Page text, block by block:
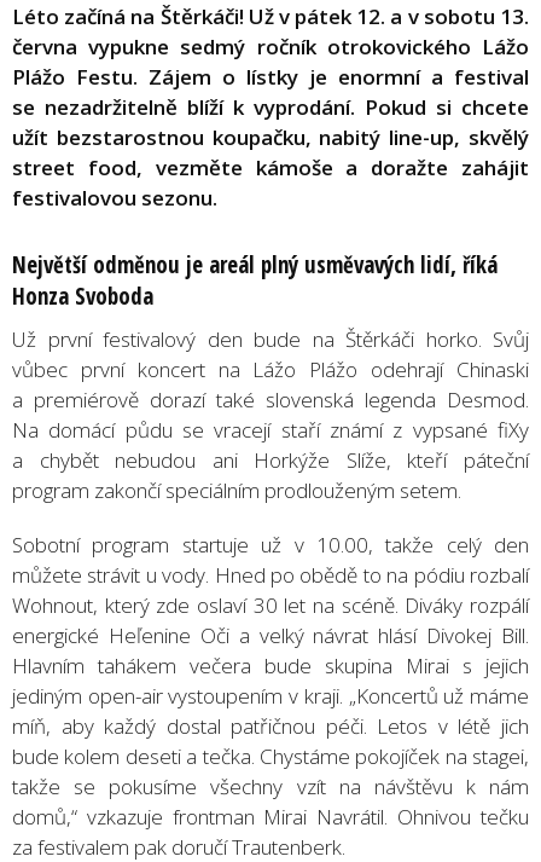
Léto začíná na Štěrkáči! Už v pátek 12. a v sobotu 13.
června vypukne sedmý ročník otrokovického Lážo
Plážo Festu. Zájem o lístky je enormní a festival
se nezadržitelně blíží k vyprodání. Pokud si chcete
užít bezstarostnou koupačku, nabitý line-up, skvělý
street food, vezměte kámoše a doražte zahájit
festivalovou sezonu.
Největší odměnou je areál plný usměvavých lidí, říká
Honza Svoboda
Už první festivalový den bude na Štěrkáči horko. Svůj
vůbec první koncert na Lážo Plážo odehrají Chinaski
a premiérově dorazí také slovenská legenda Desmod.
Na domácí půdu se vracejí staří známí z vypsané fiXy
a chybět nebudou ani Horkýže Slíže, kteří páteční
program zakončí speciálním prodlouženým setem.
Sobotní program startuje už v 10.00, takže celý den
můžete strávit u vody. Hned po obědě to na pódiu rozbalí
Wohnout, který zde oslaví 30 let na scéně. Diváky rozpálí
energické Heľenine Oči a velký návrat hlásí Divokej Bill.
Hlavním tahákem večera bude skupina Mirai s jejich
jediným open-air vystoupením v kraji. „Koncertů už máme
míň, aby každý dostal patřičnou péči. Letos v létě jich
bude kolem deseti a tečka. Chystáme pokojíček na stagei,
takže se pokusíme všechny vzít na návštěvu k nám
domů,“ vzkazuje frontman Mirai Navrátil. Ohnivou tečku
za festivalem pak doručí Trautenberk.